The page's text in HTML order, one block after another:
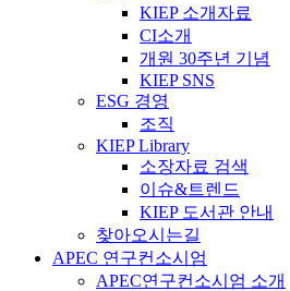
KIEP 소개자료
CI소개
개원 30주년 기념
KIEP SNS
ESG 경영
조직
KIEP Library
소장자료 검색
이슈&트렌드
KIEP 도서관 안내
찾아오시는길
APEC 연구컨소시엄
APEC연구컨소시엄 소개